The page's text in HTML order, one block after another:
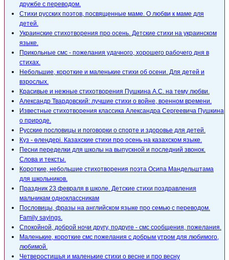
дружбе с переводом.
Стихи русских поэтов, посвященные маме. О любви к маме для
детей.
Украинские стихотворения про осень. Детские стихи на украинском
языке.
Прикольные смс - пожелания удачного, хорошего рабочего дня в
стихах.
Небольшие, короткие и маленькие стихи об осени. Для детей и
взрослых.
Красивые и нежные стихотворения Пушкина А.С. на тему любви.
Александр Твардовский: лучшие стихи о войне, военном времени.
Известные стихотворения классика Александра Сергеевича Пушкина
о природе.
Русские пословицы и поговорки о спорте и здоровье для детей.
Күз - өлеңдері. Казахские стихи про осень на казахском языке.
Песни переделки для школы на выпускной и последний звонок.
Слова и тексты.
Короткие, небольшие стихотворения поэта Осипа Мандельштама
для школьников.
Праздник 23 февраля в школе. Детские стихи поздравления
мальчикам одноклассникам
Пословицы, фразы на английском языке про семью с переводом.
Family sayings.
Спокойной, доброй ночи другу, подруге - смс сообщения, пожелания.
Маленькие, короткие смс пожелания с добрым утром для любимого,
любимой.
Четверостишья и маленькие стихи о весне и про весну